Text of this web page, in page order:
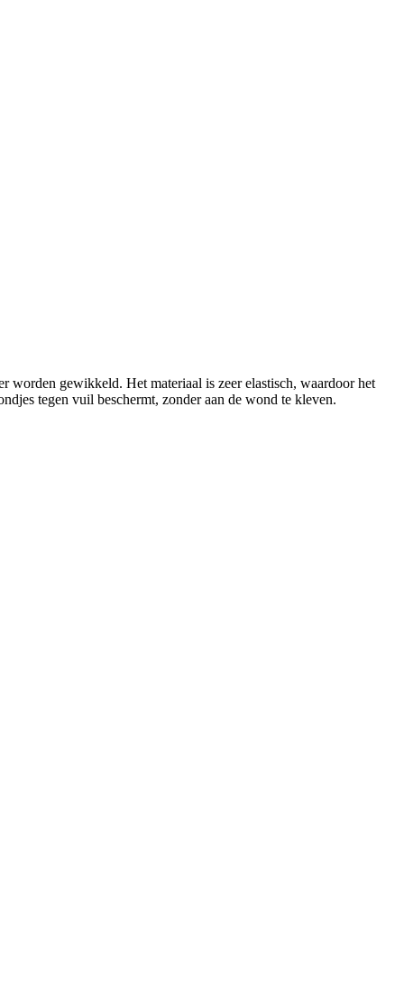
worden gewikkeld. Het materiaal is zeer elastisch, waardoor het
tegen vuil beschermt, zonder aan de wond te kleven.